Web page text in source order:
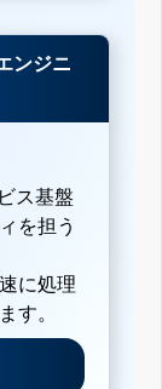
ンジニ
ス基盤
を担う
に処理
す。